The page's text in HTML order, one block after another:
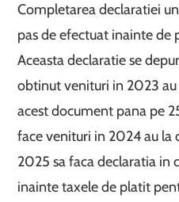
Completarea declaratiei
pas de efectuat inainte de
Aceasta declaratie se
obtinut venituri in 2023 au
acest document pana pe
face venituri in 2024 au la
2025 sa faca declaratia in
inainte taxele de platit